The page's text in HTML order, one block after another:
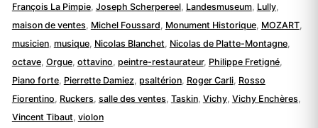
François La Pimpie, Joseph Scherpereel, Landesmuseum, Lully,
maison de ventes Michel Foussard Monument Historique, MOZART,
musicien, musique, Nicolas Blanchet Nicolas de Platte-Montagne,
octave, Orgue, ottavino peintre-restaurateur, Philippe Fretigné,
Piano forte, Pierrette Damiez psaltérion, Roger Carli, Rosso
Fiorentino Ruckers salle des ventes Taskin, Vichy, Vichy Enchères
Vincent Tibaut violon